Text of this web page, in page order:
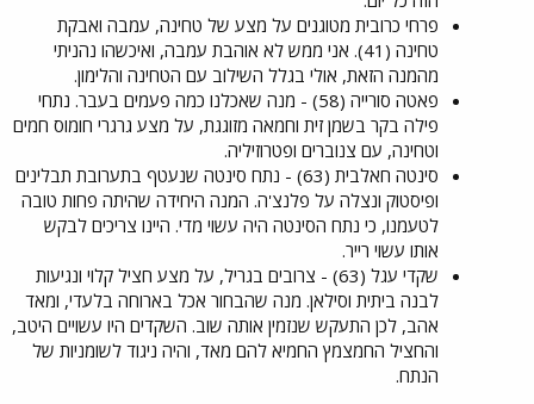
פרחי כרובית מטוגנים על מצע של טחינה, עמבה ואבקת
טחינה (41). אני ממש לא אוהבת עמבה, ואיכשהו נהניתי
מהמנה הזאת, אולי בגלל השילוב עם הטחינה והלימון.
פאטה סורייה (58) - מנה שאכלנו כמה פעמים בעבר. נתחי
פילה בקר בשמן זית וחמאה מזוגגת, על מצע גרגרי חומוס חמים
וטחינה, עם צנוברים ופטרוזיליה.
סינטה חאלבית (63) - נתח סינטה שנעטף בתערובת תבלינים
ופיסטוק ונצלה על פלנצ'ה. המנה היחידה שהיתה פחות טובה
לטעמנו, כי נתח הסינטה היה עשוי מדי. היינו צריכים לבקש
אותו עשוי רייר.
שקדי עגל (63) - צרובים בגריל, על מצע חציל קלוי ונגיעות
לבנה ביתית וסילאן. מנה שהבחור אכל בארוחה בלעדי, ומאד
אהב, לכן התעקש שנזמין אותה שוב. השקדים היו עשויים היטב,
והחציל החמצמץ החמיא להם מאד, והיה ניגוד לשומניות של
הנתח.